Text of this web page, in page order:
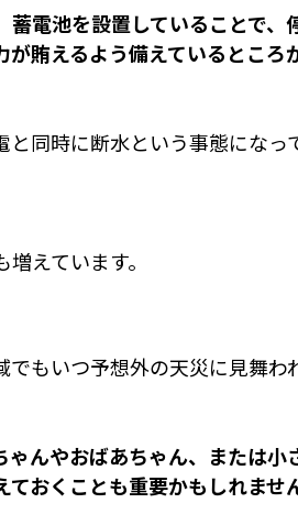
蓄電池を設置していることで、
賄えるよう備えているところ
と同時に断水という事態にな
えています。
もいつ予想外の天災に見舞わ
ゃんやおばあちゃん、または
おくことも重要かもしれませ